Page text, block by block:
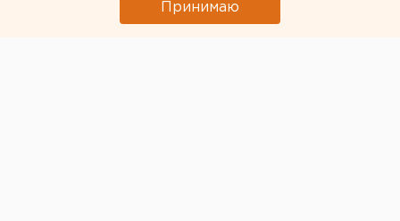
Сегодня мэр Екатеринбурга Евгений Ройзман
выступил перед депутатами с первым отчетом о
Принимаю